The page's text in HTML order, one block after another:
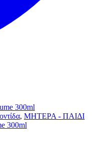
, ΜΗΤΕΡΑ - ΠΑΙΔΙ
300ml